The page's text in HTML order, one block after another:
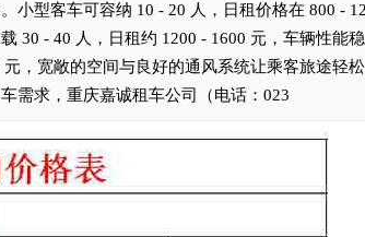
小型客车可容纳 10 - 20 人，日租价格在 800 -
30 - 40 人，日租约 1200 - 1600 元，车辆性能稳
，宽敞的空间与良好的通风系统让乘客旅途轻松
需求，重庆嘉诚租车公司（电话：023